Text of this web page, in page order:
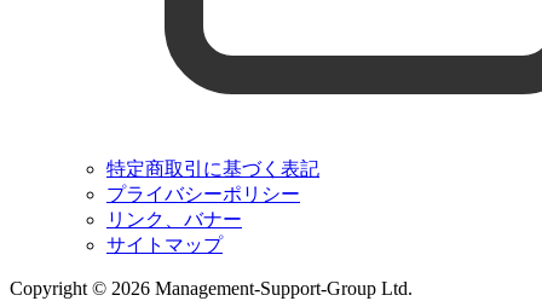
特定商取引に基づく表記
プライバシーポリシー
リンク、バナー
サイトマップ
Copyright © 2026 Management-Support-Group Ltd.